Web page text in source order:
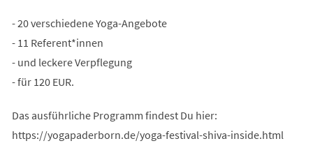
- 20 verschiedene Yoga-Angebote
- 11 Referent*innen
- und leckere Verpflegung
- für 120 EUR.
Das ausführliche Programm findest Du hier:
https://yogapaderborn.de/yoga-festival-shiva-inside.html